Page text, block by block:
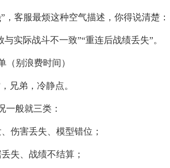
客服最烦这种空气描述，你得说清楚：
实际战斗不一致”“重连后战绩丢失”。
（别浪费时间）
兄弟，冷静点。
一般就三类：
伤害丢失、模型错位；
失、战绩不结算；